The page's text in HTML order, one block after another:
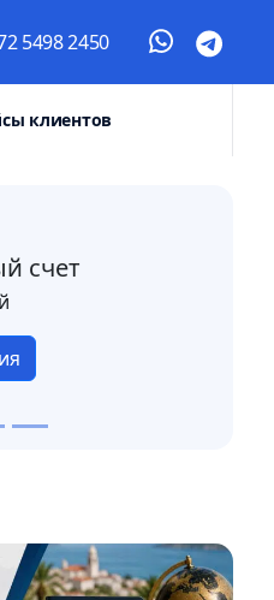
5498 2450
клиентов
счет